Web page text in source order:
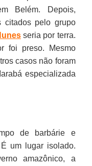
Belém. Depois,
citados pelo grupo
seria por terra.
foi preso. Mesmo
casos não foram
especializada
de barbárie e
um lugar isolado.
amazônico, a